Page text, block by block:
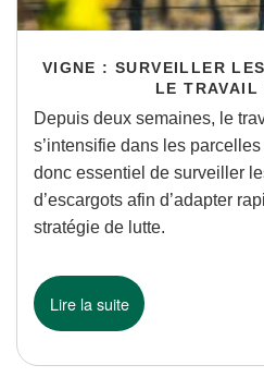
VIGNE : SURVEILLER
LE TRAVAIL
Depuis deux semaines, le
s’intensifie dans les
donc essentiel de surveiller
d’escargots afin d’adapter
stratégie de lutte.
Lire la suite